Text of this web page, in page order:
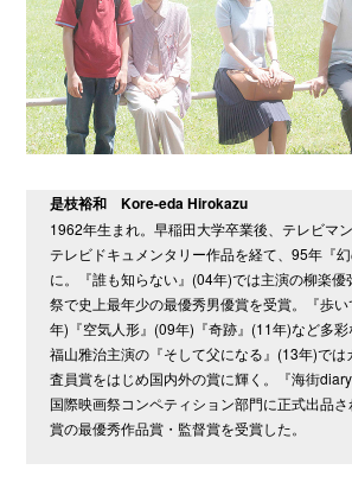
是枝裕和 Kore-eda Hirokazu
1962年生まれ。早稲田大学卒業後、テレビマン
テレビドキュメンタリー作品を経て、95年『
に。『誰も知らない』(04年)では主演の柳楽
祭で史上最年少の最優秀男優賞を受賞。『歩
年)『空気人形』(09年)『奇跡』(11年)など多彩
福山雅治主演の『そして父になる』(13年)では
査員賞をはじめ国内外の賞に輝く。『海街
国際映画祭コンペティション部門に正式出品
賞の最優秀作品賞・監督賞を受賞した。